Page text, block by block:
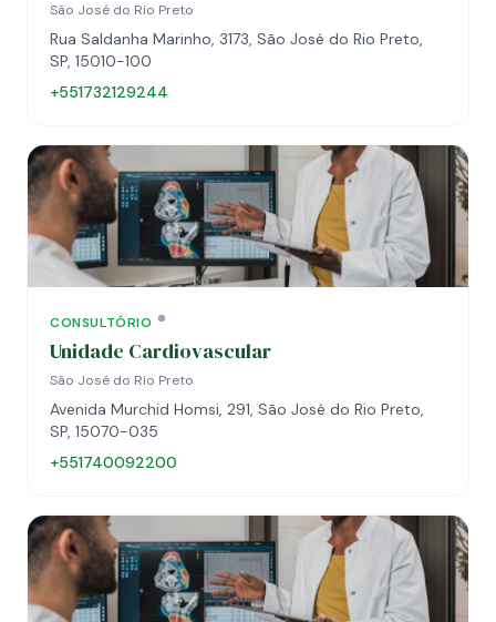
São José do Rio Preto
Rua Saldanha Marinho, 3173, São José do Rio Preto,
SP, 15010-100
+551732129244
CONSULTÓRIO
Unidade Cardiovascular
São José do Rio Preto
Avenida Murchid Homsi, 291, São José do Rio Preto,
SP, 15070-035
+551740092200